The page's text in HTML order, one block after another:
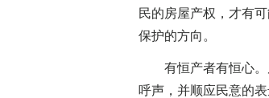
民的房屋产权，才有
保护的方向。
有恒产者有恒心。
呼声，并顺应民意的